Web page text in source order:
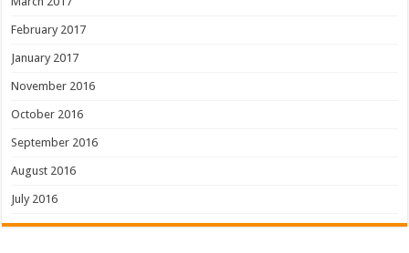
February 2017
January 2017
November 2016
October 2016
September 2016
August 2016
July 2016